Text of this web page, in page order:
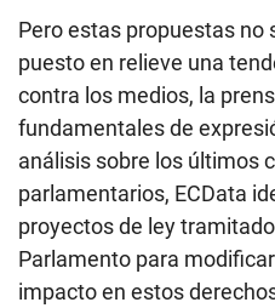
Pero estas propuestas no
puesto en relieve una
contra los medios, la
fundamentales de
análisis sobre los últimos
parlamentarios, ECData
proyectos de ley
Parlamento para
impacto en estos